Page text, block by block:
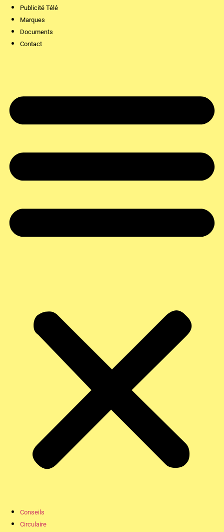
Publicité Télé
Marques
Documents
Contact
Conseils
Circulaire